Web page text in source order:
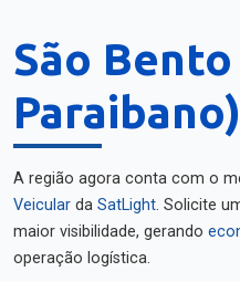
São
A região agora conta com o
Veicular da SatLight. Solicite
maior visibilidade, gerando
operação logística.